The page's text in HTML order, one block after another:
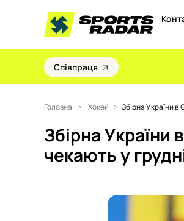
Співпраця
Головна Хокей Збірна України в
Збірна України
чекають у